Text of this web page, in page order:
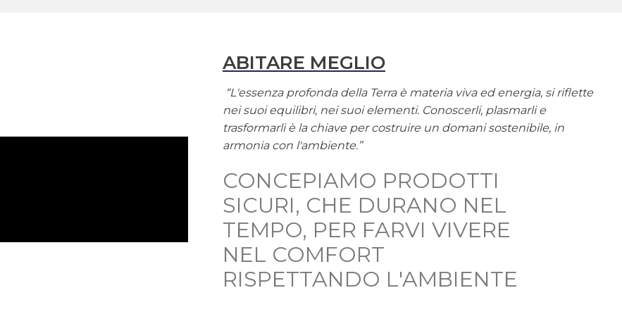
ABITARE MEGLIO
“L'essenza profonda della Terra è materia viva ed energia, si riflette
nei suoi equilibri, nei suoi elementi. Conoscerli, plasmarli e
trasformarli è la chiave per costruire un domani sostenibile, in
armonia con l'ambiente.”
CONCEPIAMO PRODOTTI
SICURI, CHE DURANO NEL
TEMPO, PER FARVI VIVERE
NEL COMFORT
RISPETTANDO L'AMBIENTE